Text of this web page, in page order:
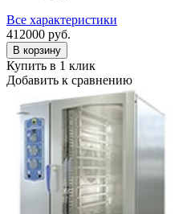
Все характеристики
412000 руб.
В корзину
Купить в 1 клик
Добавить к сравнению